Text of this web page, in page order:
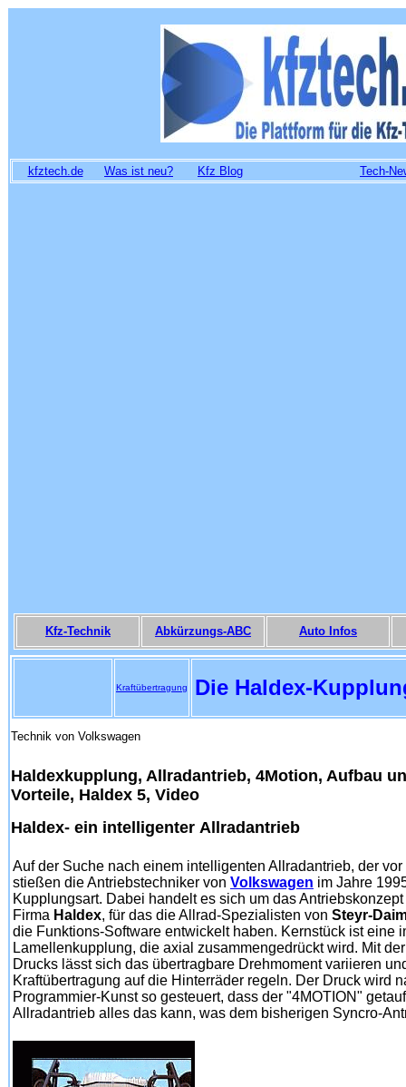
kfztech.de Was ist neu? Kfz Blog Tech-
Kfz-Technik Abkürzungs-ABC Auto Infos
Kraftübertragung Die Haldex-
Technik von Volkswagen
Haldexkupplung, Allradantrieb, 4Motion, Aufbau
Vorteile, Haldex 5, Video
Haldex- ein intelligenter Allradantrieb
Auf der Suche nach einem intelligenten Allradantrieb, der
stießen die Antriebstechniker von Volkswagen im Jahre
Kupplungsart. Dabei handelt es sich um das
Firma Haldex, für das die Allrad-Spezialisten von Steyr-
die Funktions-Software entwickelt haben. Kernstück ist eine
Lamellenkupplung, die axial zusammengedrückt wird. Mit
Drucks lässt sich das übertragbare Drehmoment variieren
Kraftübertragung auf die Hinterräder regeln. Der Druck wird
Programmier-Kunst so gesteuert, dass der "4MOTION"
Allradantrieb alles das kann, was dem bisherigen Syncro-